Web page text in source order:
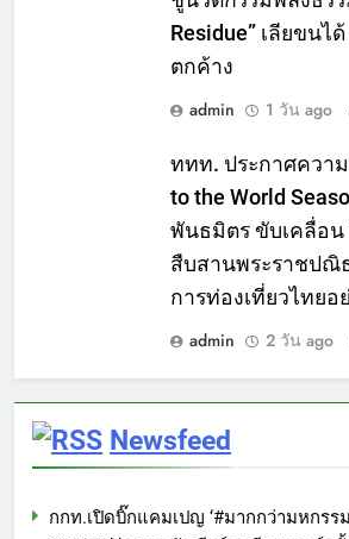
Residue” เลียขนไ
ตกค้าง
admin
1 วัน ago
ททท. ประกาศความ
to the World
พันธมิตร ขับเคลื่อน
สืบสานพระราชปณิ
การท่องเที่ยวไทยอ
admin
2 วัน ago
Newsfeed
กกท.เปิดบิ๊กแคมเปญ ‘#มากกว่ามหกรร